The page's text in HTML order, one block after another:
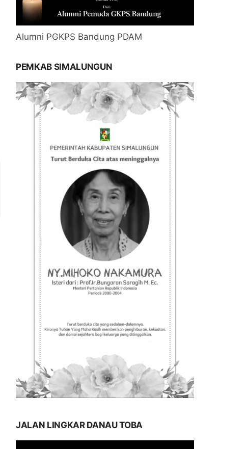
Alumni PGKPS Bandung PDAM
PEMKAB SIMALUNGUN
JALAN LINGKAR DANAU TOBA